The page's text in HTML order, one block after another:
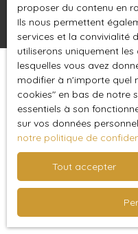
Pertinence
Trier par
proposer du contenu en
Ils nous permettent
services et la convivialité
utiliserons uniquement
lesquelles vous avez
modifier à n'importe quel
cookies″ en bas de notre
essentiels à son
sur vos données
notre politique de
Tout accepter